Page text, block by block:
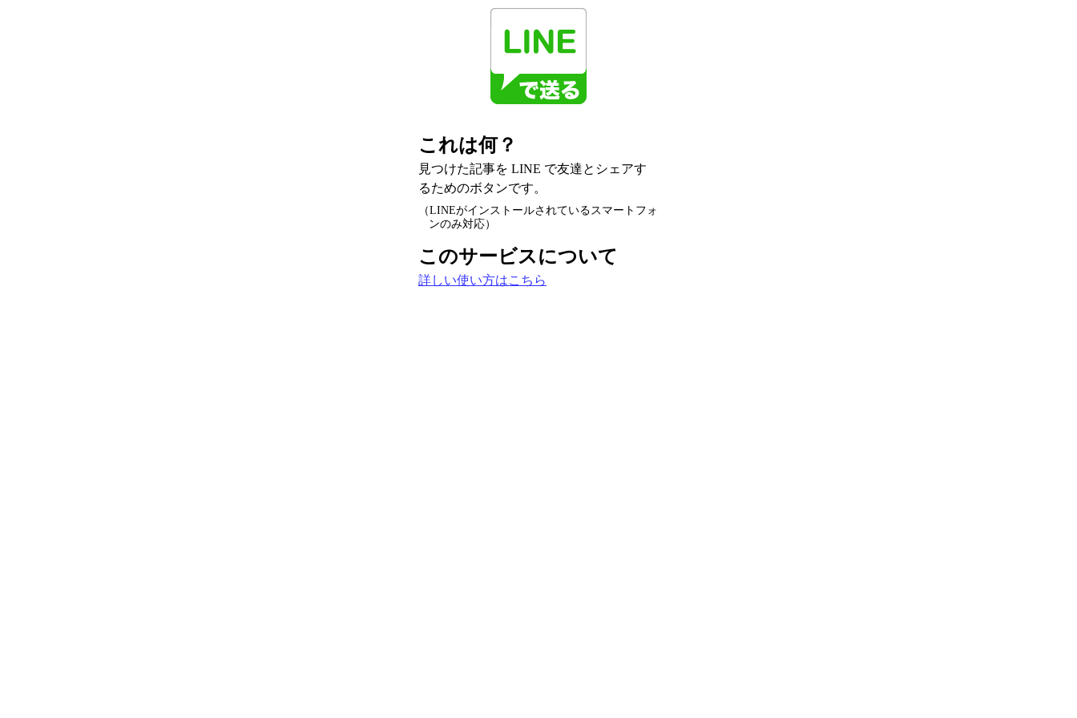
これは何？
見つけた記事を LINE で友達とシェアす
るためのボタンです。
（LINEがインストールされているスマートフォ
ンのみ対応）
このサービスについて
詳しい使い方はこちら